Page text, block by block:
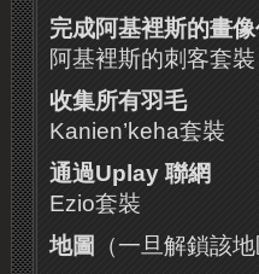
完成阿基裡斯的畫
阿基裡斯的刺客套
收集所有羽毛
Kanien’keha套裝
通過Uplay 聯網
Ezio套裝
地圖
（一旦解鎖該